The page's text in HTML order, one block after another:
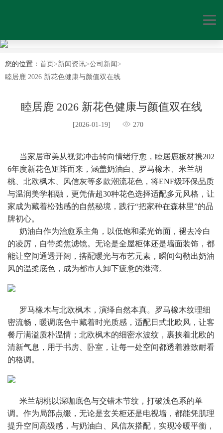
您的位置： 首页 >新闻资讯>公司新闻>
睦居鹿 2026 新花色健康与颜值双在线
睦居鹿 2026 新花色健康与颜值双在线
[2026-01-19] 270
当家居审美从视觉冲击转向情绪疗愈，睦居鹿板材携202
6年度新花色矩阵而来，涵盖奶油白、罗马橡木、米兰胡
桃、北欧枫木、风信灰等多款潮流花色，将ENF级环保品质
与温润美学相融，更凭借超30种花色选择适配多元风格，让
家成为藏着松弛感的自然秘境，践行“把家种在森林里”的品
牌初心。
奶油白作为治愈系主角，以低饱和柔光饰面，褪去冷白
的凌厉，自带柔焦滤镜。无论是全屋柜体还是墙面装饰，都
能让空间通透开阔，搭配暖光与布艺元素，瞬间勾勒出奶油
风的温柔底色，成为都市人卸下疲惫的港湾。
罗马橡木与北欧枫木，演绎自然本真。罗马橡木纹理细
密流畅，暖调底色中藏着时光质感，适配日式北欧风，让客
餐厅满溢质朴温情；北欧枫木的细密水波纹，裹挟着北欧的
清新气息，用于书房、卧室，让每一处空间都透着雅致耐看
的格调。
米兰胡桃以深咖底色与交错木节纹，打破浅色系的单
调。作为局部点缀，无论是玄关柜还是电视墙，都能凭肌理
提升空间高级感，与奶油白、风信灰搭配，实现冷暖平衡，